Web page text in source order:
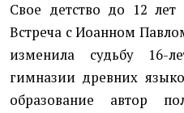
Свое детство до 12
Встреча с Иоанном
изменила судьбу 16-
гимназии древних
образование автор